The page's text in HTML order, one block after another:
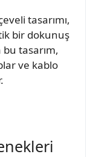
tasarımı,
bir dokunuş
tasarım,
ve kablo